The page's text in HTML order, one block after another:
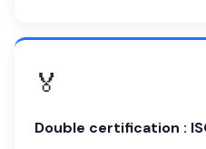
🏅
Double certification :